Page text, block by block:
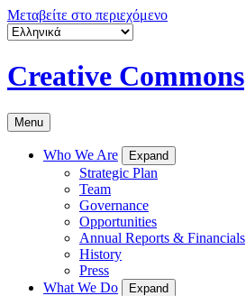
Μεταβείτε στο περιεχόμενο
Creative Commons
Menu
Who We Are Expand
Strategic Plan
Team
Governance
Opportunities
Annual Reports & Financials
History
Press
What We Do
Expand